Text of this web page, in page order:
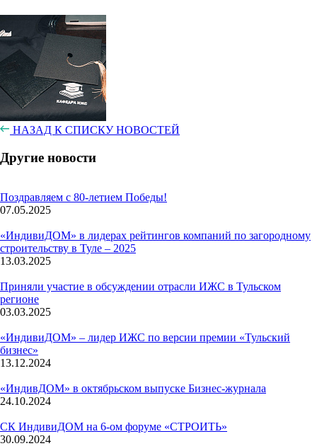
НАЗАД К СПИСКУ НОВОСТЕЙ
Другие новости
Поздравляем с 80-летием Победы!
07.05.2025
«ИндивиДОМ» в лидерах рейтингов компаний по загородному
строительству в Туле – 2025
13.03.2025
Приняли участие в обсуждении отрасли ИЖС в Тульском
регионе
03.03.2025
«ИндивиДОМ» – лидер ИЖС по версии премии «Тульский
бизнес»
13.12.2024
«ИндивДОМ» в октябрьском выпуске Бизнес-журнала
24.10.2024
СК ИндивиДОМ на 6-ом форуме «СТРОИТЬ»
30.09.2024